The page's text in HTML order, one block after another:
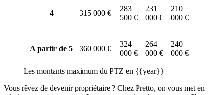
4 315 000 €
283
500 €
231
000 €
210
000 €
A partir de 5 360 000 €
324
000 €
264
000 €
240
000 €
Les montants maximum du PTZ en {{year}}
Vous rêvez de devenir propriétaire ? Chez Pretto, on vous met en